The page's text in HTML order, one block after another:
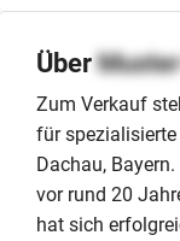
Über
Zum Verkauf
für
Dachau,
vor rund 20
hat sich